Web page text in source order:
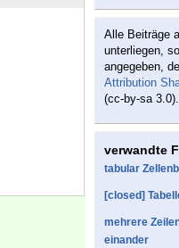
Alle Beiträge
unterliegen,
angegeben,
Attribution
(cc-by-sa 3.0).
verwandte
tabular
[closed]
mehrere
einander